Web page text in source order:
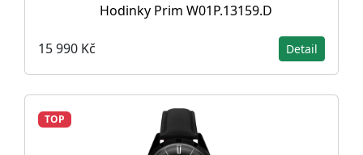
Hodinky Prim W01P.13159.D
15 990 Kč Detail
TOP